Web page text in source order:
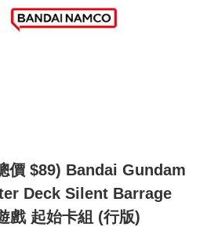
價 $89) Bandai Gundam
Deck Silent Barrage
戲 起始卡組 (行版)